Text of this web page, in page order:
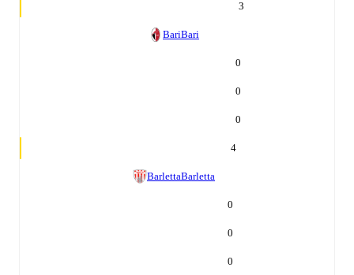
3
BariBari
0
0
0
4
BarlettaBarletta
0
0
0